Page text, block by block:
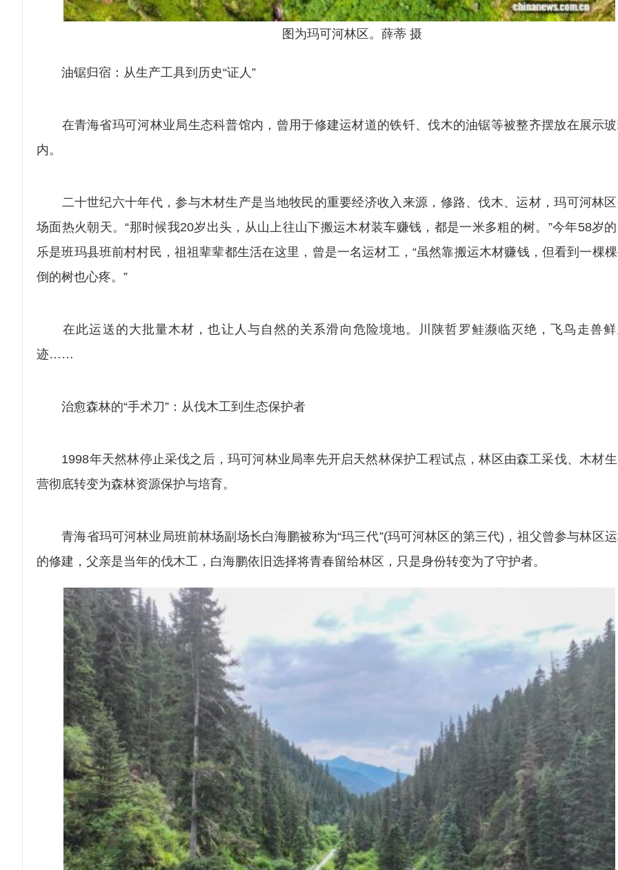
图为玛可河林区。薛蒂 摄
油锯归宿：从生产工具到历史“证人”
在青海省玛可河林业局生态科普馆内，曾用于修建运材道的铁钎、伐木的油锯等被整齐摆放在展示
内。
二十世纪六十年代，参与木材生产是当地牧民的重要经济收入来源，修路、伐木、运材，玛可河林
场面热火朝天。“那时候我20岁出头，从山上往山下搬运木材装车赚钱，都是一米多粗的树。”今年58岁
乐是班玛县班前村村民，祖祖辈辈都生活在这里，曾是一名运材工，“虽然靠搬运木材赚钱，但看到一棵
倒的树也心疼。”
在此运送的大批量木材，也让人与自然的关系滑向危险境地。川陕哲罗鲑濒临灭绝，飞鸟走兽鲜
迹……
治愈森林的“手术刀”：从伐木工到生态保护者
1998年天然林停止采伐之后，玛可河林业局率先开启天然林保护工程试点，林区由森工采伐、木材
营彻底转变为森林资源保护与培育。
青海省玛可河林业局班前林场副场长白海鹏被称为“玛三代”(玛可河林区的第三代)，祖父曾参与林区
的修建，父亲是当年的伐木工，白海鹏依旧选择将青春留给林区，只是身份转变为了守护者。